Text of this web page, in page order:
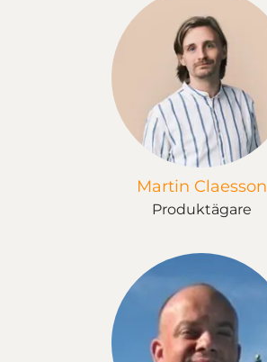
Martin Claesson
Produktägare